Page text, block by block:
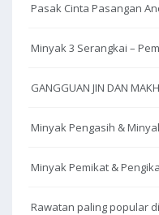
Pasak Cinta Pasangan
Minyak 3 Serangkai –
GANGGUAN JIN DAN
Minyak Pengasih &
Minyak Pemikat &
Rawatan paling popular